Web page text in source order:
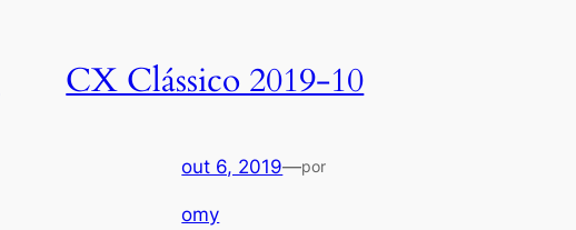
CX Clássico 2019-10
out 6, 2019—por
omy